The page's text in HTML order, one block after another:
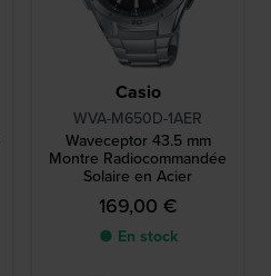
Casio
WVA-M650D-1AER
Waveceptor 43.5 mm
Montre Radiocommandée
Solaire en Acier
169,00 €
● En stock